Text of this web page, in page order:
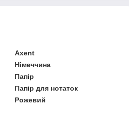
Axent
Німеччина
Папір
Папір для нотаток
Рожевий